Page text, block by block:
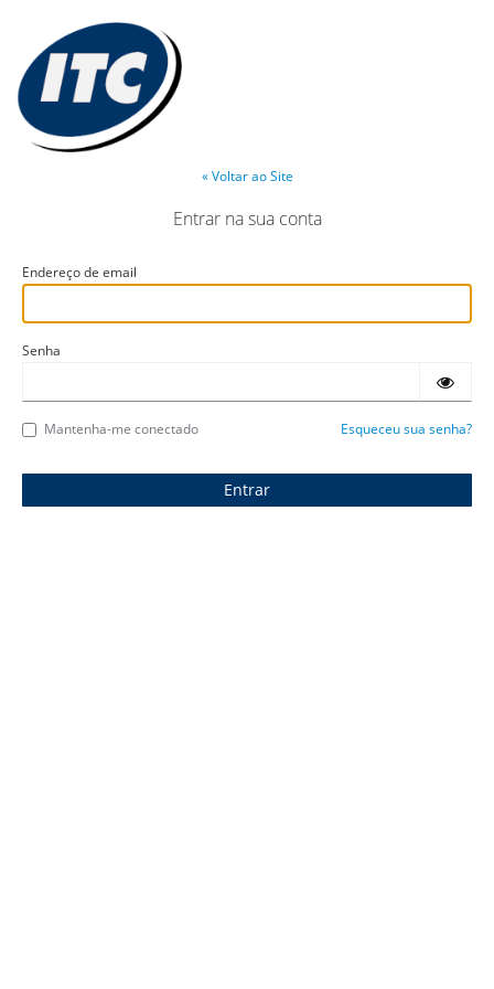
« Voltar ao Site
Entrar na sua conta
Endereço de email
Senha
Mantenha-me conectado Esqueceu sua senha?